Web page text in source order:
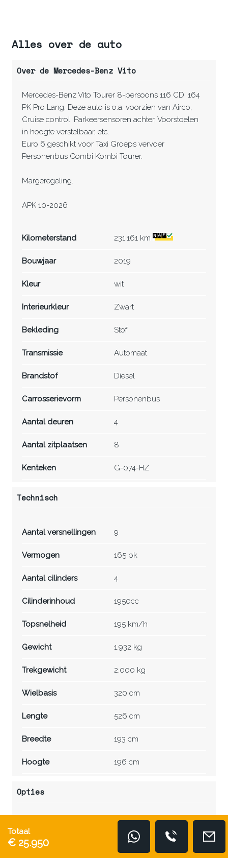
Alles over de auto
Over de Mercedes-Benz Vito
Mercedes-Benz Vito Tourer 8-persoons 116 CDI 164
PK Pro Lang. Deze auto is o.a. voorzien van Airco,
Cruise control, Parkeersensoren achter, Voorstoelen
in hoogte verstelbaar, etc.
Euro 6 geschikt voor Taxi Groeps vervoer
Personenbus Combi Kombi Tourer.
Margeregeling.
APK 10-2026
Kilometerstand 231.161 km
Bouwjaar 2019
Kleur wit
Interieurkleur Zwart
Bekleding Stof
Transmissie Automaat
Brandstof Diesel
Carrosserievorm Personenbus
Aantal deuren 4
Aantal zitplaatsen 8
Kenteken G-074-HZ
Technisch
Aantal versnellingen 9
Vermogen 165 pk
Aantal cilinders 4
Cilinderinhoud 1950cc
Topsnelheid 195 km/h
Gewicht 1.932 kg
Trekgewicht 2.000 kg
Wielbasis 320 cm
Lengte 526 cm
Breedte 193 cm
Hoogte 196 cm
Opties
Exterieur
Totaal
€ 25.950